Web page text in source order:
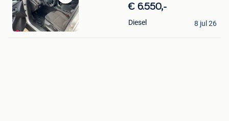
Bewaren
in
Mijn
Favorieten
€ 6.550,-
Diesel
Ionel Asimine
Genk
8 jul 26